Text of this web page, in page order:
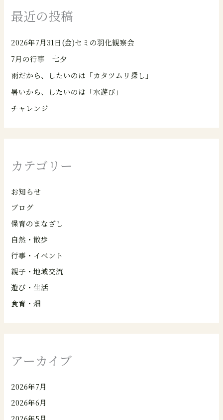
最近の投稿
2026年7月31日(金)セミの羽化観察会
7月の行事 七夕
雨だから、したいのは「カタツムリ探し」
暑いから、したいのは「水遊び」
チャレンジ
カテゴリー
お知らせ
ブログ
保育のまなざし
自然・散歩
行事・イベント
親子・地域交流
遊び・生活
食育・畑
アーカイブ
2026年7月
2026年6月